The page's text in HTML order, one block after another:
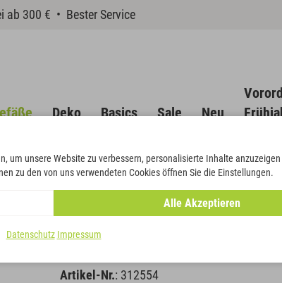
ab 300 € • Bester Service
Deko Basics Sale Neu
Schale rund mit
Artikel-Nr.: 312554
um unsere Website zu verbessern, personalisierte Inhalte
zu den von uns verwendeten Cookies öffnen Sie die Einstellungen.
Alle Akzeptieren
Datenschutz Impressum